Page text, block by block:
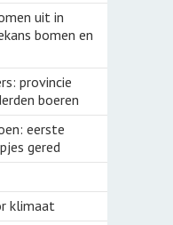
uit in
bomen en
provincie
boeren
eerste
gered
klimaat